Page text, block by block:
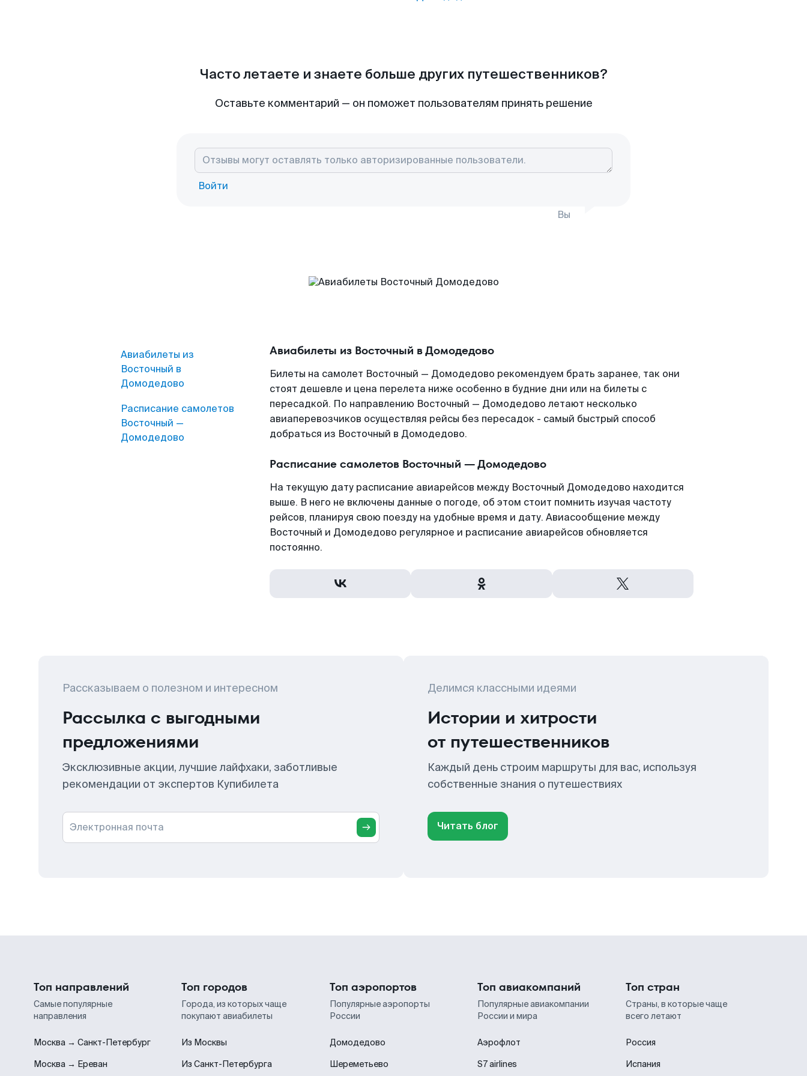
Часто летаете и знаете больше других путешественников?
Оставьте комментарий — он поможет пользователям принять решение
Войти
Вы
Авиабилеты из
Восточный в
Домодедово
Расписание самолетов
Восточный —
Домодедово
Авиабилеты из Восточный в Домодедово
Билеты на самолет Восточный — Домодедово рекомендуем брать заранее, так они
стоят дешевле и цена перелета ниже особенно в будние дни или на билеты с
пересадкой. По направлению Восточный — Домодедово летают несколько
авиаперевозчиков осуществляя рейсы без пересадок - самый быстрый способ
добраться из Восточный в Домодедово.
Расписание самолетов Восточный — Домодедово
На текущую дату расписание авиарейсов между Восточный Домодедово находится
выше. В него не включены данные о погоде, об этом стоит помнить изучая частоту
рейсов, планируя свою поезду на удобные время и дату. Авиасообщение между
Восточный и Домодедово регулярное и расписание авиарейсов обновляется
постоянно.
Рассказываем о полезном и интересном
Рассылка с выгодными
предложениями
Эксклюзивные акции, лучшие лайфхаки, заботливые
рекомендации от экспертов Купибилета
Электронная почта
Делимся классными идеями
Истории и хитрости
от путешественников
Каждый день строим маршруты для вас, используя
собственные знания о путешествиях
Читать блог
Топ направлений
Самые популярные
направления
Москва → Санкт-Петербург
Москва → Ереван
Топ городов
Города, из которых чаще
покупают авиабилеты
Из Москвы
Из Санкт-Петербурга
Топ аэропортов
Популярные аэропорты
России
Домодедово
Шереметьево
Топ авиакомпаний
Популярные авиакомпании
России и мира
Аэрофлот
S7 airlines
Топ стран
Страны, в которые чаще
всего летают
Россия
Испания